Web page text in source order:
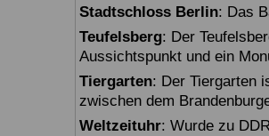
Stadtschloss Berlin: Das
Teufelsberg: Der
Aussichtspunkt und ein
Tiergarten: Der Tiergarten
zwischen dem
Weltzeituhr: Wurde zu